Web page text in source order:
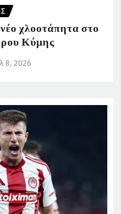
χλοοτάπητα στο
Κύμης
8, 2026